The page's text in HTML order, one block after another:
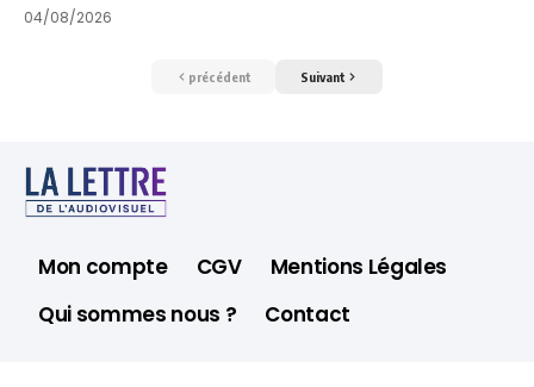
04/08/2026
précédent Suivant
Mon compte CGV
Mentions Légales
Qui sommes nous ?
Contact